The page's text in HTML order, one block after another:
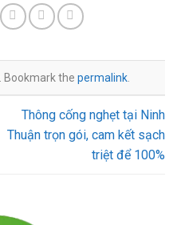
. Bookmark the permalink
Thông cống nghẹt tại Ninh
Thuận trọn gói, cam kết sạch
triệt để 100%